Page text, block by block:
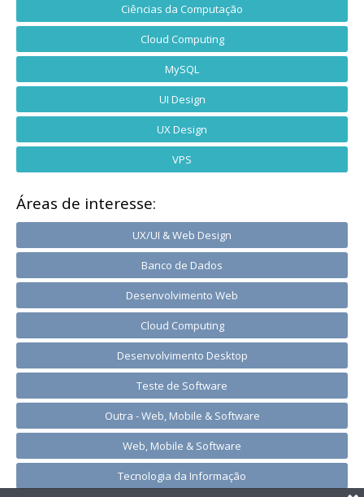
Ciências da Computação
Cloud Computing
MySQL
UI Design
UX Design
VPS
Áreas de interesse:
UX/UI & Web Design
Banco de Dados
Desenvolvimento Web
Cloud Computing
Desenvolvimento Desktop
Teste de Software
Outra - Web, Mobile & Software
Web, Mobile & Software
Tecnologia da Informação